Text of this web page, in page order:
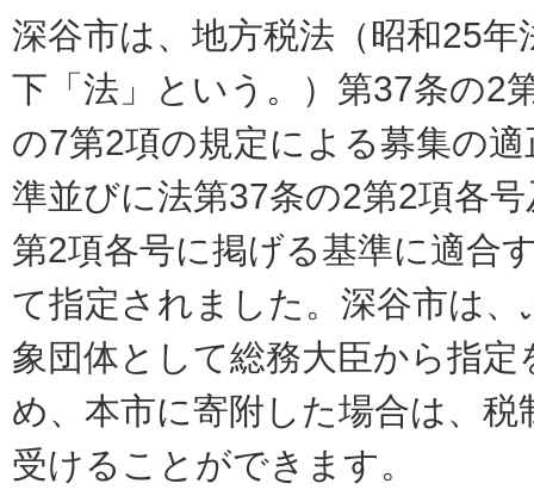
深谷市は、地方税法（昭和25年
下「法」という。）第37条の2
の7第2項の規定による募集の
準並びに法第37条の2第2項各
第2項各号に掲げる基準に適合
て指定されました。 深谷市は、
象団体として総務大臣から指
め、本市に寄附した場合は、税
受けることができます。